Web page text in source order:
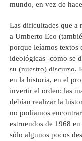
mundo, en vez de
Las dificultades que a
a Umberto Eco
porque leíamos textos
ideológicas -como se
su (nuestro) discurso.
en la historia, en el
invertir el orden: las
debían realizar la
no podíamos
estruendos de 1968
sólo algunos pocos